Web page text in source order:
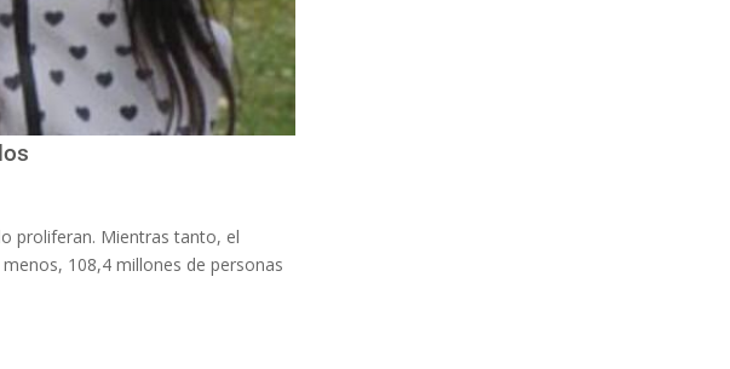
proliferan. Mientras tanto, el
108,4 millones de personas